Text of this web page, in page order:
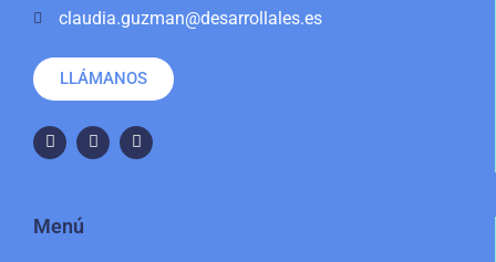
claudia.guzman@desarrollales.es
LLÁMANOS
Menú